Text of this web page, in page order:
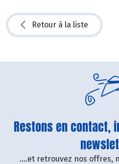
Retour à la liste
Restons en contact,
....et retrouvez nos offres,